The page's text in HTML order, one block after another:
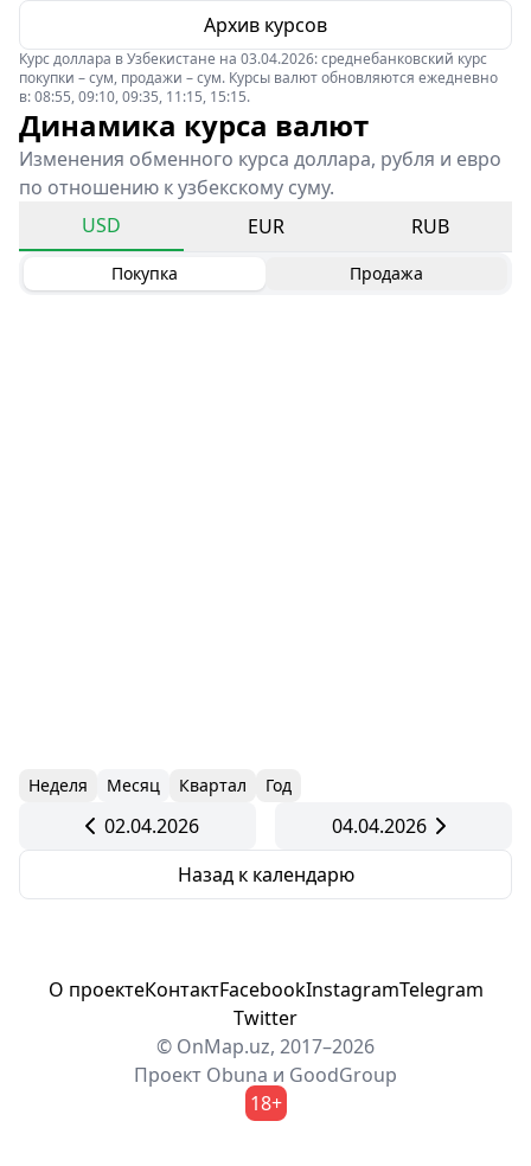
Архив курсов
Курс доллара в Узбекистане на 03.04.2026: среднебанковский курс
покупки – сум, продажи – сум. Курсы валют обновляются ежедневно
в: 08:55, 09:10, 09:35, 11:15, 15:15.
Динамика курса валют
Изменения обменного курса доллара, рубля и евро
по отношению к узбекскому суму.
USD
EUR RUB
Покупка Продажа
Неделя Месяц Квартал Год
02.04.2026
04.04.2026
Назад к календарю
О проектеКонтактFacebookInstagramTelegram
Twitter
© OnMap.uz, 2017–2026
Проект Obuna и GoodGroup
18+